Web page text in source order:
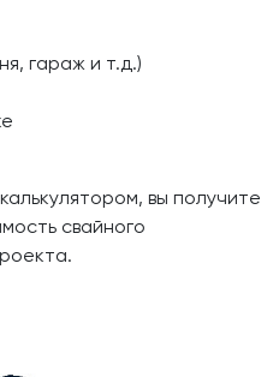
гараж и т.д.)
вы получите
свайного